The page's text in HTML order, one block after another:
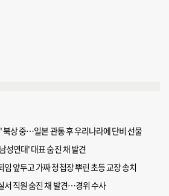
북상 중…일본 관통 후 우리나라에 단비 선물
성연대' 대표 숨진 채 발견
앞두고 가짜 청첩장 뿌린 초등 교장 송치
서 직원 숨진 채 발견…경위 수사